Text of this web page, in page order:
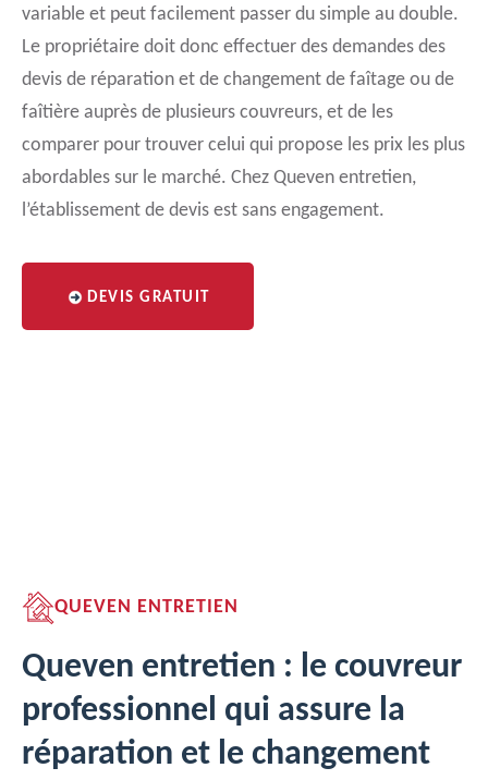
variable et peut facilement passer du simple au double.
Le propriétaire doit donc effectuer des demandes des
devis de réparation et de changement de faîtage ou de
faîtière auprès de plusieurs couvreurs, et de les
comparer pour trouver celui qui propose les prix les plus
abordables sur le marché. Chez Queven entretien,
l’établissement de devis est sans engagement.
DEVIS GRATUIT
QUEVEN ENTRETIEN
Queven entretien : le couvreur
professionnel qui assure la
réparation et le changement